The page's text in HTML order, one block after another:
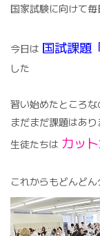
国家試験に向けて毎
今日は 国試課題
した
習い始めたところな
まだまだ課題はあり
生徒たちは カッ
これからもどんど